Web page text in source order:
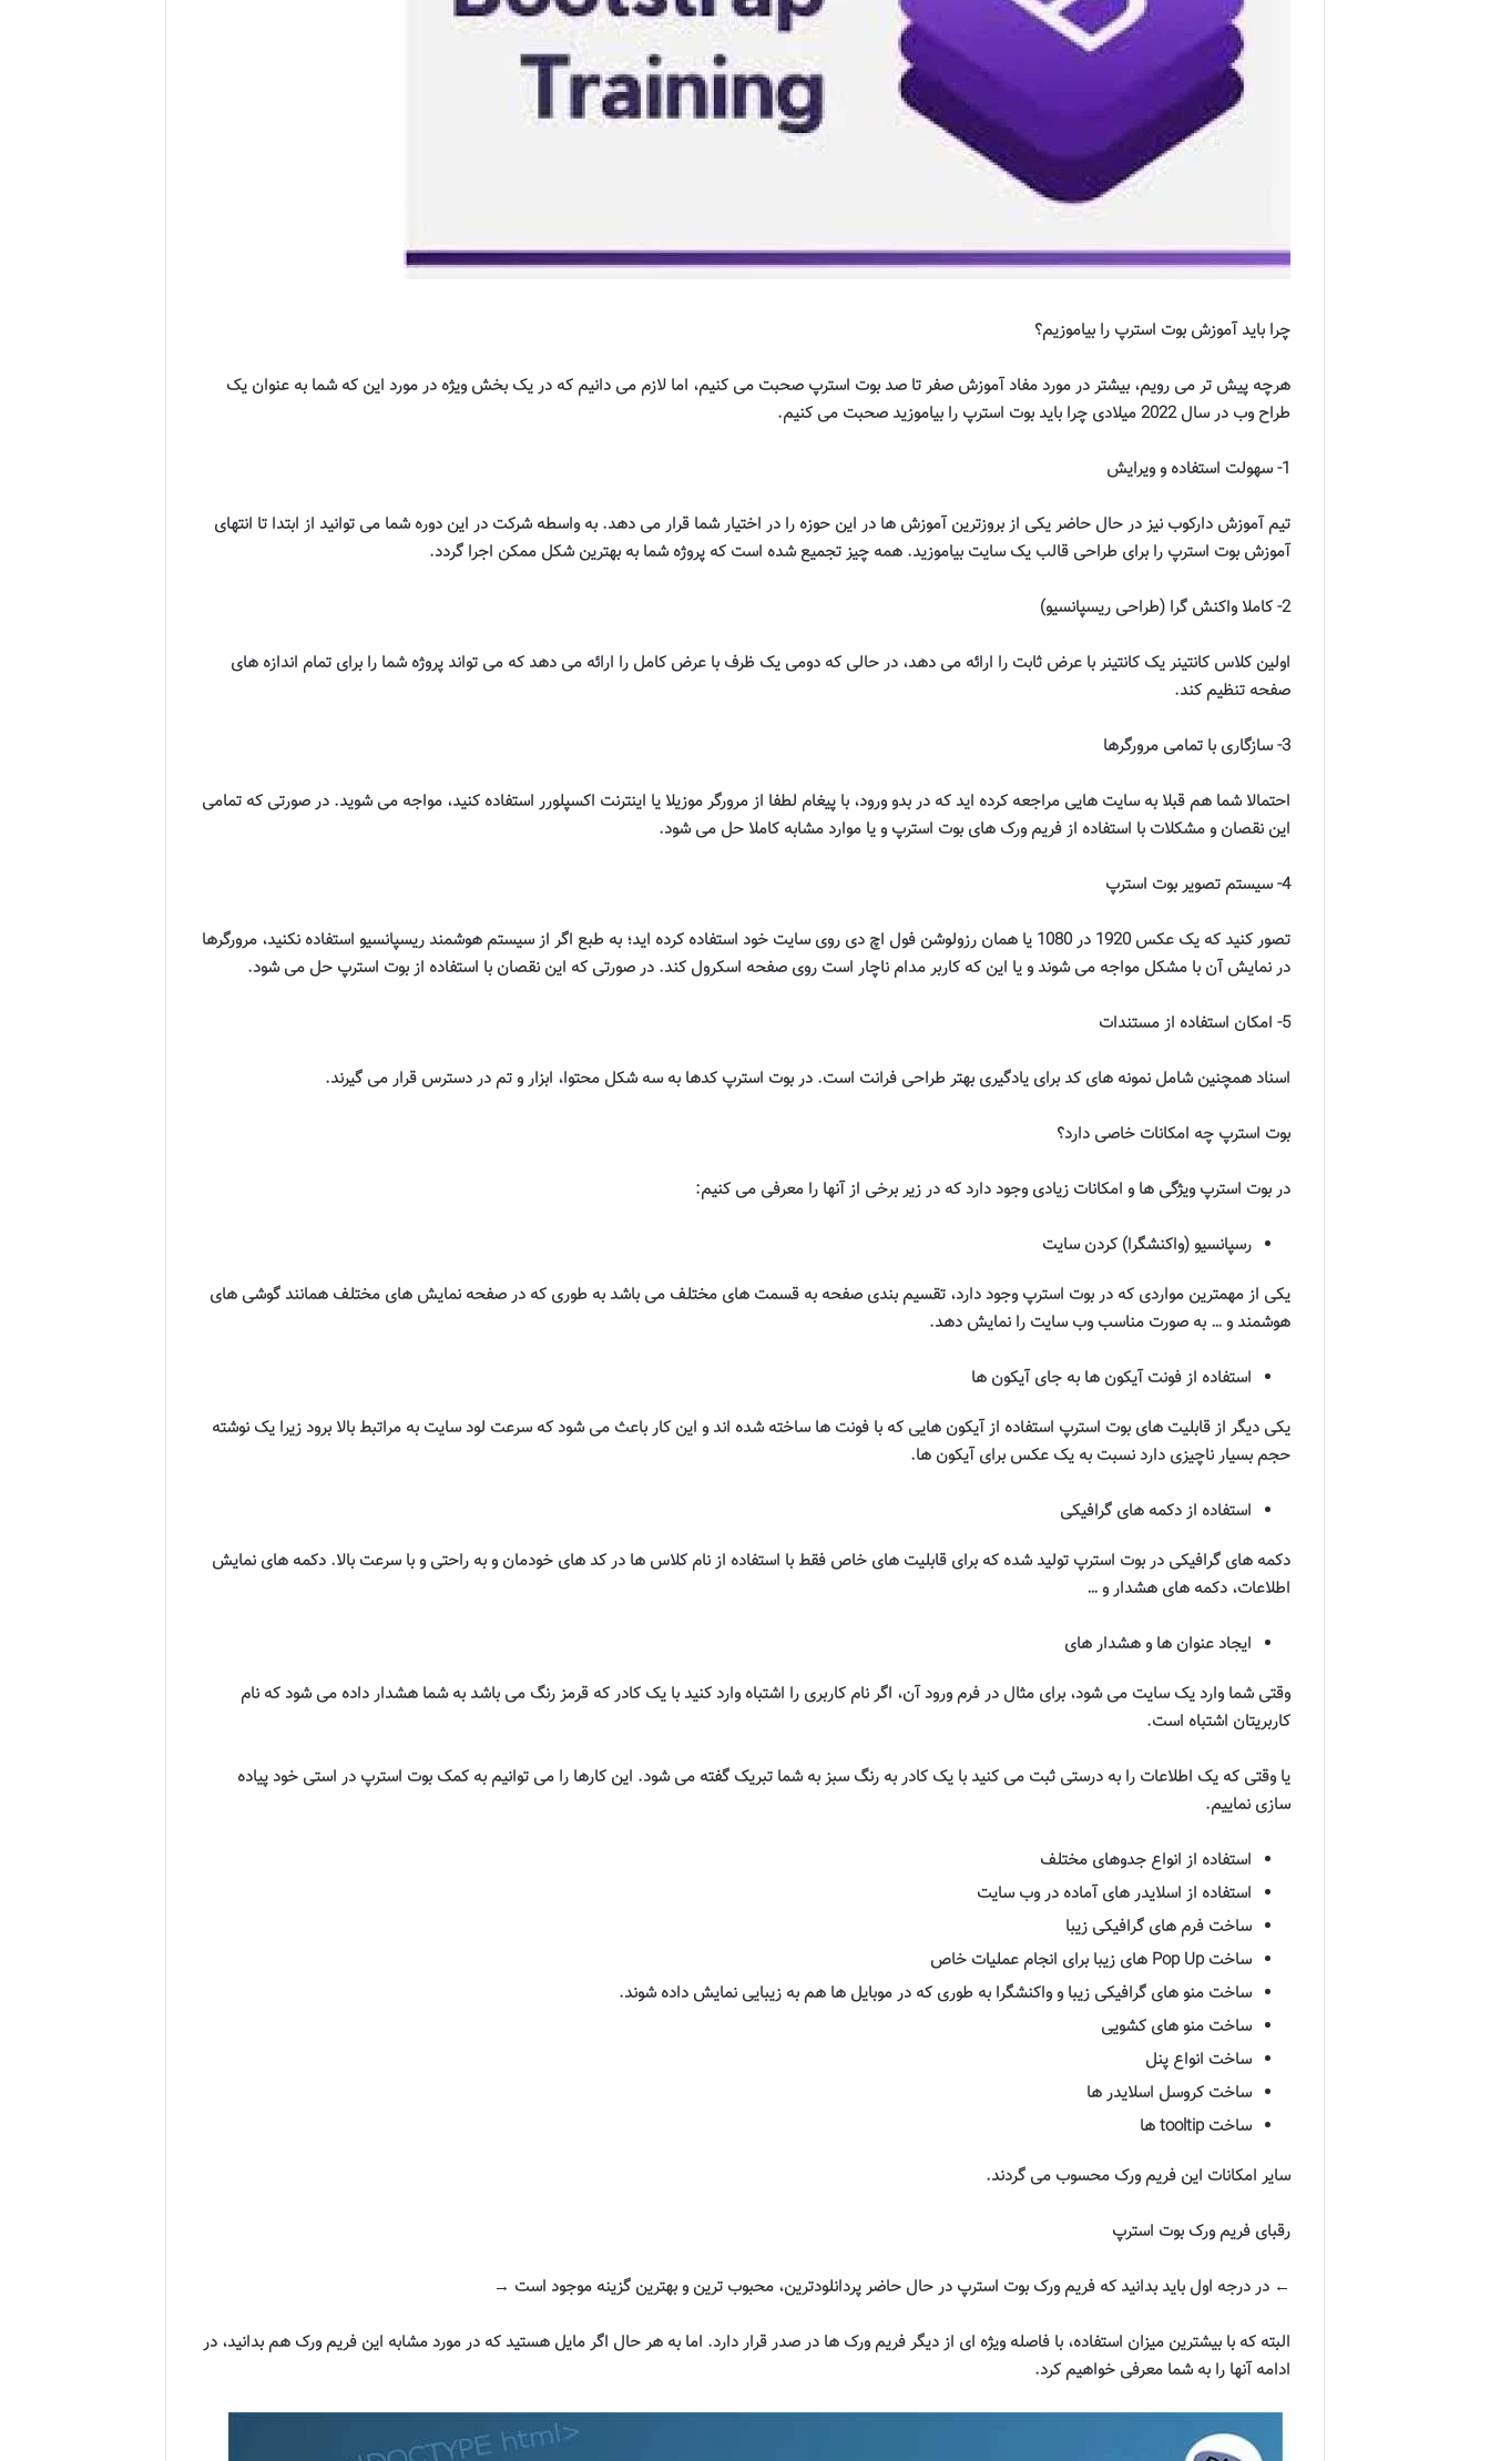
چرا باید آموزش بوت استرپ را بیاموزیم؟
هرچه پیش تر می رویم، بیشتر در مورد مفاد آموزش صفر تا صد بوت استرپ صحبت می کنیم، اما لازم می دانیم که در یک بخش ویژه در مورد این که شما به عنوان یک
طراح وب در سال 2022 میلادی چرا باید بوت استرپ را بیاموزید صحبت می کنیم
.
1- سهولت استفاده و ویرایش
تیم آموزش دارکوب نیز در حال حاضر یکی از بروزترین آموزش ها در این حوزه را در اختیار شما قرار می دهد. به واسطه شرکت در این دوره شما می توانید از ابتدا تا انتهای
آموزش بوت استرپ را برای طراحی قالب یک سایت بیاموزید.همه چیز تجمیع شده است که پروژه شما به بهترین شکل ممکن اجرا گردد.
2- کاملا واکنش گرا (طراحی ریسپانسیو)
اولین کلاس کانتینر یک کانتینر با عرض ثابت را ارائه می دهد، در حالی که دومی یک ظرف با عرض کامل را ارائه می دهد که می تواند پروژه شما را برای تمام اندازه های
صفحه تنظیم کند.
3- سازگاری با تمامی مرورگرها
احتمالا شما هم قبلا به سایت هایی مراجعه کرده اید که در بدو ورود، با پیغام لطفا از مرورگر موزیلا یا اینترنت اکسپلورر استفاده کنید، مواجه می شوید. در صورتی که تمامی
این نقصان و مشکلات با استفاده از فریم ورک های بوت استرپ و یا موارد مشابه کاملا حل می شود.
4- سیستم تصویر بوت استرپ
تصور کنید که یک عکس 1920 در 1080 یا همان رزولوشن فول اچ دی روی سایت خود استفاده کرده اید؛ به طبع اگر از سیستم هوشمند ریسپانسیو استفاده نکنید، مرورگرها
در نمایش آن با مشکل مواجه می شوند و یا این که کاربر مدام ناچار است روی صفحه اسکرول کند. در صورتی که این نقصان با استفاده از بوت استرپ حل می شود.
5- امکان استفاده از مستندات
اسناد همچنین شامل نمونه ‌های کد برای یادگیری بهتر طراحی فرانت است. در بوت استرپ کدها به سه شکل محتوا، ابزار و تم در دسترس قرار می گیرند.
بوت استرپ چه امکانات خاصی دارد؟
در بوت استرپ ویژگی ها و امکانات زیادی وجود دارد که در زیر برخی از آنها را معرفی می کنیم:
رسپانسیو (واکنشگرا) کردن سایت
یکی از مهمترین مواردی که در بوت استرپ وجود دارد، تقسیم بندی صفحه به قسمت های مختلف می باشد به طوری که در صفحه نمایش های مختلف همانند گوشی های
هوشمند و… به صورت مناسب وب سایت را نمایش دهد.
استفاده از فونت آیکون ها به جای آیکون ها
یکی دیگر از قابلیت های بوت استرپ استفاده از آیکون هایی که با فونت ها ساخته شده اند و این کار باعث می شود که سرعت لود سایت به مراتبط بالا برود زیرا یک نوشته
حجم بسیار ناچیزی دارد نسبت به یک عکس برای آیکون ها.
استفاده از دکمه های گرافیکی
دکمه های گرافیکی در بوت استرپ تولید شده که برای قابلیت های خاص فقط با استفاده از نام کلاس ها در کد های خودمان و به راحتی و با سرعت بالا. دکمه های نمایش
اطلاعات، دکمه های هشدار و …
ایجاد عنوان ها و هشدار های
وقتی شما وارد یک سایت می شود، برای مثال در فرم ورود آن، اگر نام کاربری را اشتباه وارد کنید با یک کادر که قرمز رنگ می باشد به شما هشدار داده می شود که نام
کاربریتان اشتباه است.
یا وقتی که یک اطلاعات را به درستی ثبت می کنید با یک کادر به رنگ سبز به شما تبریک گفته می شود. این کارها را می توانیم به کمک بوت استرپ در استی خود پیاده
سازی نماییم.
استفاده از انواع جدوهای مختلف
استفاده از اسلایدر های آماده در وب سایت
ساخت فرم های گرافیکی زیبا
ساختPop Up
های زیبا برای انجام عملیات خاص
ساخت منو های گرافیکی زیبا و واکنشگرا به طوری که در موبایل ها هم به زیبایی نمایش داده شوند.
ساخت منو های کشویی
ساخت انواع پنل
ساخت کروسل اسلایدر ها
ساختtooltip
ها
سایر امکانات این فریم ورک محسوب می گردند.
رقبای فریم ورک بوت استرپ
←در درجه اول باید بدانید که فریم ورک بوت استرپ در حال حاضر پردانلودترین، محبوب ترین و بهترین گزینه موجود است →
البته که با بیشترین میزان استفاده، با فاصله ویژه ای از دیگر فریم ورک ها در صدر قرار دارد. اما به هر حال اگر مایل هستید که در مورد مشابه این فریم ورک هم بدانید، در
ادامه آنها را به شما معرفی خواهیم کرد.